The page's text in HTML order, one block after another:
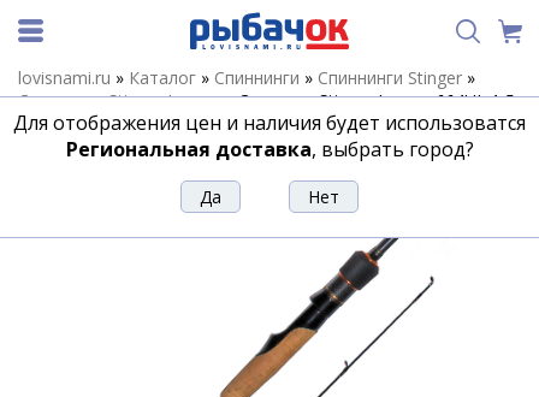
lovisnami.ru » Каталог » Спиннинги » Спиннинги Stinger »
Спиннинги Stinger Innova»Спиннинг Stinger Innova 664UL 1,5-
7gr
Спиннинг Stinger Innova 664UL 1,5-7gr
Для отображения цен и наличия будет использоватся
Региональная доставка, выбрать город?